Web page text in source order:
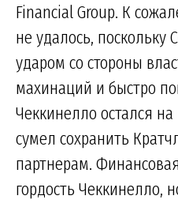
Financial Group. К
не удалось, поскольку
ударом со стороны
махинаций и быстро
Чеккинелло остался
сумел сохранить
партнерам.
гордость Чеккинелло,